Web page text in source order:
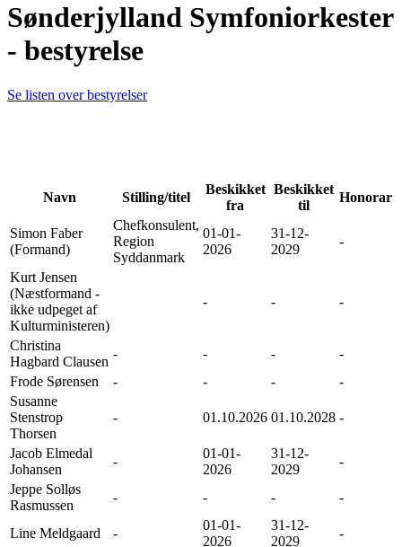
Sønderjylland Symfoniorkester
- bestyrelse
Se listen over bestyrelser
Navn Stilling/titel
Beskikket
fra
Beskikket
til
Honorar
Simon Faber
(Formand)
Chefkonsulent,
Region
Syddanmark
01-01-
2026
31-12-
2029
-
Kurt Jensen
(Næstformand -
ikke udpeget af
Kulturministeren)
- - -
Christina
Hagbard Clausen
- - -
-
Frode Sørensen
- - -
-
Susanne
Stenstrop
Thorsen
- 01.10.2026 01.10.2028 -
Jacob Elmedal
Johansen
-
01-01-
2026
31-12-
2029
-
Jeppe Solløs
Rasmussen
- - - -
Line Meldgaard -
01-01-
2026
31-12-
2029
-